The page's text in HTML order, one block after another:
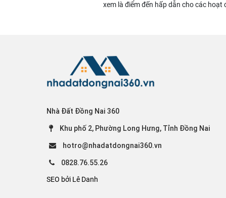
xem là điểm đến hấp dẫn cho các
Nhà Đất Đồng Nai 360
Khu phố 2, Phường Long Hưng, Tỉnh Đồng Nai
hotro@nhadatdongnai360.vn
0828.76.55.26
SEO bởi Lê Danh